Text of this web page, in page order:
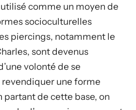
comme un moyen de
socioculturelles
piercings, notamment le
sont devenus
volonté de se
une forme
partant de cette base, on